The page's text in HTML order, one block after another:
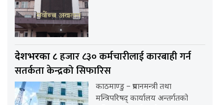
देशभरका ८हजार ८३० कर्मचारीलाई कारबाही गर्न
सतर्कता केन्द्रको सिफारिस
काठमाण्डु – प्रधानमन्त्री तथा
मन्त्रिपरिषद् कार्यालय अन्तर्गतको